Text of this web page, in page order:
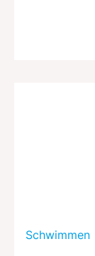
Schwimmen